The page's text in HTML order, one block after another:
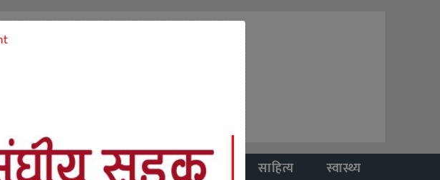
विचार भिडियो कला यात्रा साहित्य स्वास्थ्य